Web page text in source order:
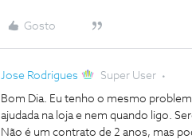
Gosto
Jose Rodrigues Super User
Bom Dia. Eu tenho o mesmo
ajudada na loja e nem quando ligo.
Não é um contrato de 2 anos, mas